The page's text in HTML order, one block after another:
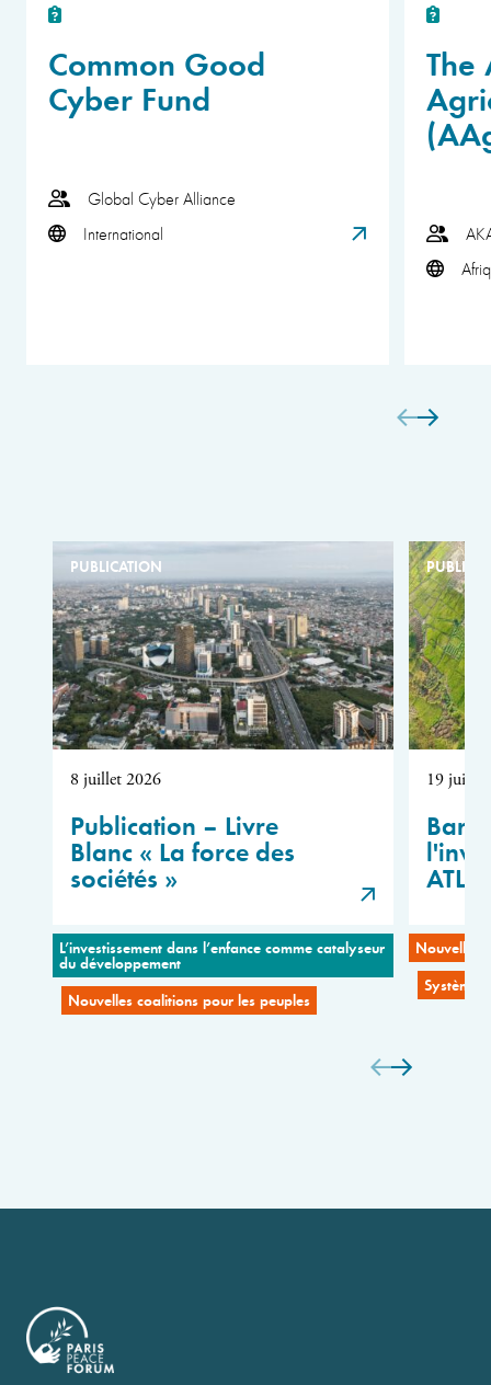
Common Good
Cyber Fund
Global Cyber Alliance
International
The
PUBLICATION
8 juillet 2026
Publication – Livre
Blanc « La force des
sociétés »
L’investissement dans l’enfance comme catalyseur
du développement
Nouvelles coalitions pour les peuples
19 juin
Nouvelles